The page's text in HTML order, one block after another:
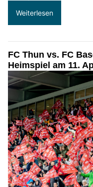
Weiterlesen
FC Thun vs. FC
Heimspiel am 11.